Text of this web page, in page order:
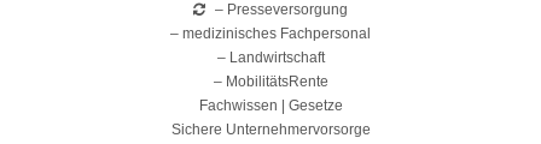
– Presseversorgung
– medizinisches Fachpersonal
– Landwirtschaft
– MobilitätsRente
Fachwissen | Gesetze
Sichere Unternehmervorsorge